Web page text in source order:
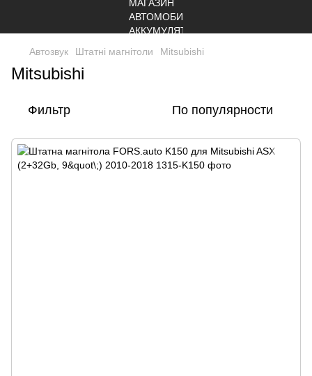
Автозвук Штатні магнітоли Mitsubishi
Mitsubishi
Фильтр По популярности